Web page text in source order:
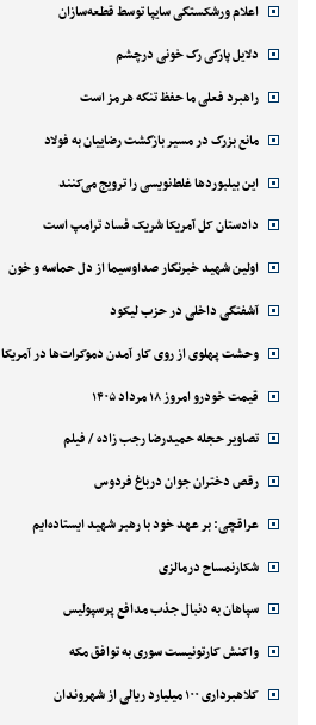
اعلام ورشکستگی سایپا توسط قطعه‌سازان
دلایل پارگی رگ خونی درچشم
راهبرد فعلی ما حفظ تنگه هرمز است
مانع بزرگ در مسیر بازگشت رضاییان به فولاد
این بیلبوردها غلط‌نویسی را ترویج می‌کنند
دادستان کل آمریکا شریک فساد ترامپ است
اولین شهید خبرنگار صداوسیما از دل حماسه و خون
آشفتگی داخلی در حزب لیکود
وحشت پهلوی از روی کار آمدن دموکرات‌ها در آمریکا
قیمت خودرو امروز ۱۸ مرداد ۱۴۰۵
تصاویر حجله حمیدرضا رجب زاده / فیلم
رقص دختران جوان درباغ فردوس
عراقچی: بر عهد خود با رهبر شهید ایستاده‌ایم
شکارنمساح درمالزی
سپاهان به دنبال جذب مدافع پرسپولیس
واکنش کارتونیست سوری به توافق مکه
کلاهبرداری ۱۰۰ میلیارد ریالی از شهروندان